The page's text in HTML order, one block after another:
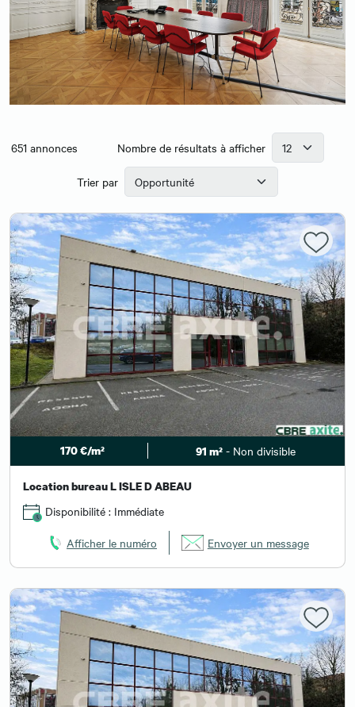
651 annonces Nombre de résultats à afficher
Trier par
170 €/m² 91 m²- Non divisible
Location bureau L ISLE D ABEAU
Disponibilité : Immédiate
Afficher le numéro Envoyer un message